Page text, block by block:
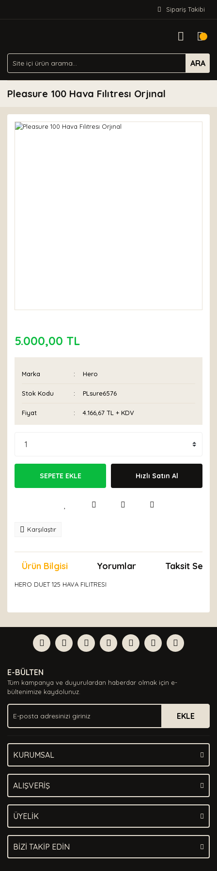
Sipariş Takibi
ARA
Pleasure 100 Hava Fılıtresı Orjınal
5.000,00 TL
Marka Hero
Stok Kodu PLsure6576
Fiyat 4.166,67 TL + KDV
SEPETE EKLE Hızlı Satın Al
Karşılaştır
Ürün Bilgisi Yorumlar Taksit
HERO DUET 125 HAVA FILITRESI
Yorum Yaz
formunu kullanarak tarafımıza iletebilirsiniz.
Görüş ve önerileriniz için teşekkür ederiz.
Ürün açıklamasında eksik bilgiler bulunuyor.
Ürün bilgilerinde hatalar bulunuyor.
Ürün fiyatı diğer sitelerden daha pahalı.
Bu ürüne benzer farklı alternatifler olmalı.
E-BÜLTEN
Tüm kampanya ve duyurulardan haberdar olmak için e-
bültenimize kaydolunuz.
EKLE
KURUMSAL
ALIŞVERİŞ
ÜYELİK
BİZİ TAKİP EDİN